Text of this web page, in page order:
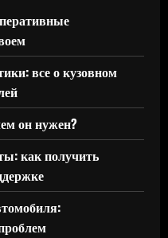
все о кузовном
он нужен?
как получить